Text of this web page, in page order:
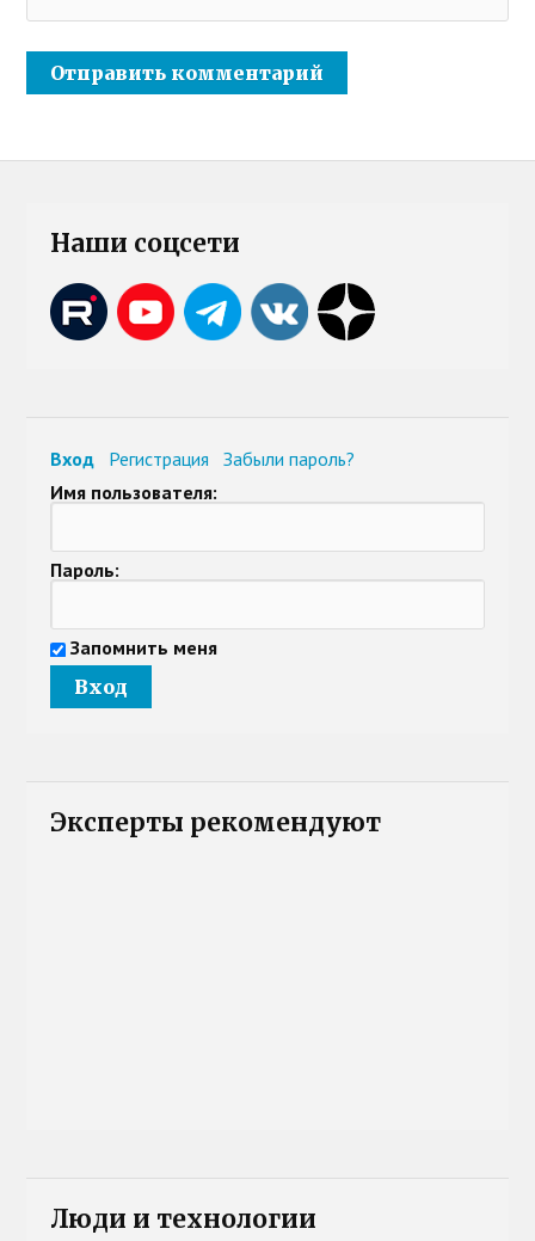
Наши соцсети
Вход Регистрация
Забыли пароль?
Имя пользователя:
Пароль:
Запомнить меня
Эксперты рекомендуют
Люди и технологии